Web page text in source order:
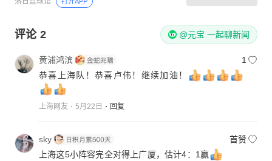
评论 2 @元宝 一起聊新闻
黄浦鸿滨
1
恭喜上海队！恭喜卢伟！继续加油！
上海网友 5月22日 回复
sky
首赞
上海这5小阵容完全对得上广厦，估计4：1赢